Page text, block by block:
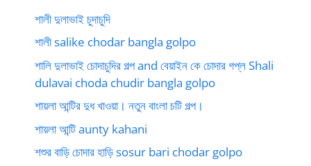
শালী দুলাভাই চুদাচুদি
শালী salike chodar bangla golpo
শালি দুলাভাই চোদাচুদির গল্প and বেয়াইন কে চোদার গপ্ল Shali
dulavai choda chudir bangla golpo
শায়লা আন্টির দুধ খাওয়া। নতুন বাংলা চটি গল্প।
শায়লা আন্টি aunty kahani
শশুর বাড়ি চোদার হাড়ি sosur bari chodar golpo